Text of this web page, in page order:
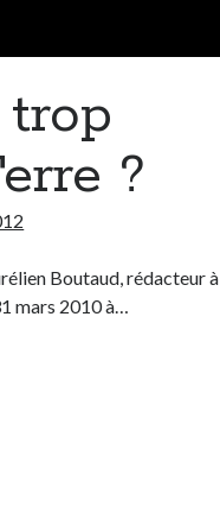
?
Boutaud, rédacteur à
mars 2010 à…